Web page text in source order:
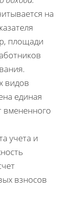
на
площади
видов
единая
вмененного
учета и
взносов